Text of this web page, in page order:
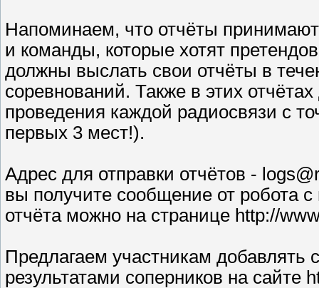
Напоминаем, что отчёты
и команды, которые хотят
должны выслать свои отчёты в
соревнований. Также в этих
проведения каждой радиосвязи с
первых 3 мест!).
Адрес для отправки отчётов -
вы получите сообщение от робота
отчёта можно на странице http://
Предлагаем участникам добавлять
результатами соперников на сайте